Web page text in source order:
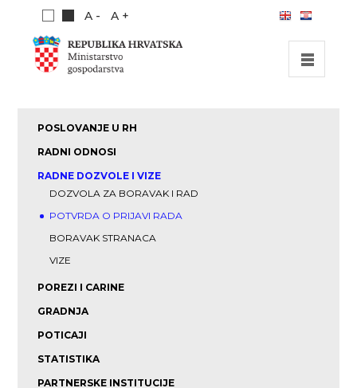
A - A +
INVESTICIJSKI VODIČ
O NAMA
POSLOVANJE U RH
RADNI ODNOSI
RADNE DOZVOLE I VIZE
DOZVOLA ZA BORAVAK I RAD
POTVRDA O PRIJAVI RADA
BORAVAK STRANACA
VIZE
POREZI I CARINE
GRADNJA
POTICAJI
STATISTIKA
PARTNERSKE INSTITUCIJE